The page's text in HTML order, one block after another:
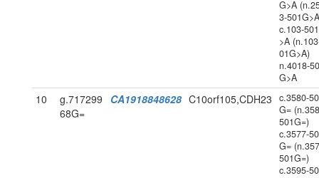
G>A
3-
c.103-
>A
01G>A)
n.4018-
G>A
10
g.717299
68G=
CA1918848628 C10orf105,CDH23
c.3580-
G=
501G=)
c.3577-
G=
501G=)
c.3595-